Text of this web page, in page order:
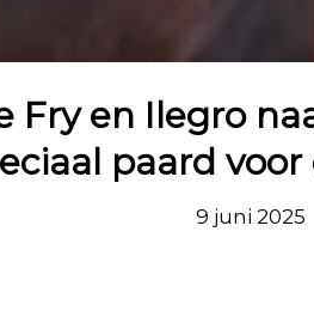
Fry en Ilegro
paard voor
9 juni 2025